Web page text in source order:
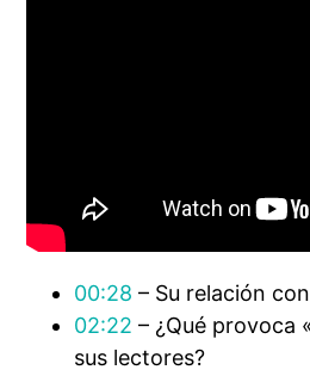
00:28 – Su relación
02:22 – ¿Qué provoca
sus lectores?